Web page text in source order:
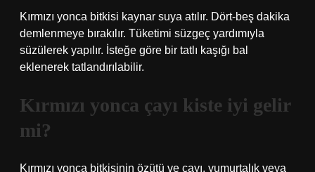
Kırmızı yonca bitkisi kaynar suya atılır. Dört-beş dakika
demlenmeye bırakılır. Tüketimi süzgeç yardımıyla
süzülerek yapılır. İsteğe göre bir tatlı kaşığı bal
eklenerek tatlandırılabilir.
Kırmızı yonca çayı kiste iyi gelir
mi?
Kırmızı yonca bitkisinin özütü ve çayı, yumurtalık veya